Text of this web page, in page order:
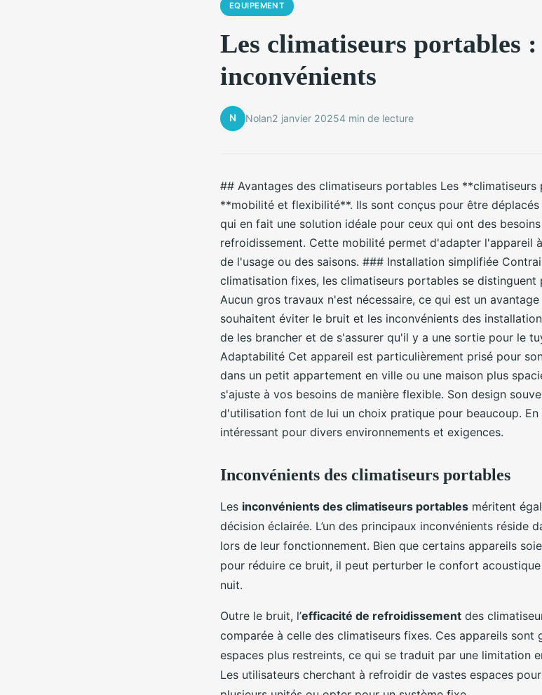
EQUIPEMENT
Les climatiseurs portables :
inconvénients
N Nolan2 janvier 20254 min de lecture
## Avantages des climatiseurs portables Les
**mobilité et flexibilité**. Ils sont conçus pour être
qui en fait une solution idéale pour ceux qui ont des
refroidissement. Cette mobilité permet d'adapter l'appareil
de l'usage ou des saisons. ### Installation simplifiée
climatisation fixes, les climatiseurs portables se
Aucun gros travaux n'est nécessaire, ce qui est un
souhaitent éviter le bruit et les inconvénients des
de les brancher et de s'assurer qu'il y a une sortie pour le
Adaptabilité Cet appareil est particulièrement prisé pour
dans un petit appartement en ville ou une maison plus
s'ajuste à vos besoins de manière flexible. Son design
d'utilisation font de lui un choix pratique pour beaucoup.
intéressant pour divers environnements et exigences.
Inconvénients des climatiseurs portables
Les inconvénients des climatiseurs portables méritent
décision éclairée. L’un des principaux inconvénients réside
lors de leur fonctionnement. Bien que certains appareils
pour réduire ce bruit, il peut perturber le confort
nuit.
Outre le bruit, l’efficacité de refroidissement des
comparée à celle des climatiseurs fixes. Ces appareils sont
espaces plus restreints, ce qui se traduit par une limitation
Les utilisateurs cherchant à refroidir de vastes espaces